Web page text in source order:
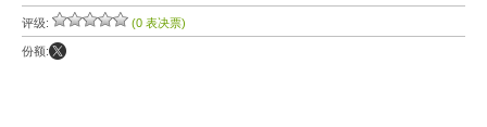
评级: (0 表决票)
份额: